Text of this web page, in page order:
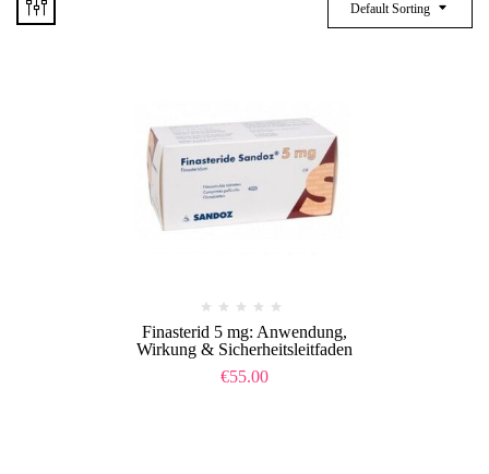
Default Sorting
Finasterid 5 mg: Anwendung,
Wirkung & Sicherheitsleitfaden
€55.00